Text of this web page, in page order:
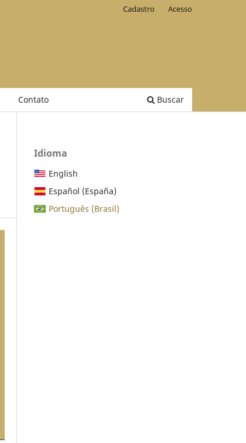
Contato Buscar
Cadastro Acesso
Idioma
English
Español (España)
Português (Brasil)